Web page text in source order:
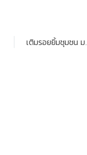
เติมรอยยิ้มชุมชน